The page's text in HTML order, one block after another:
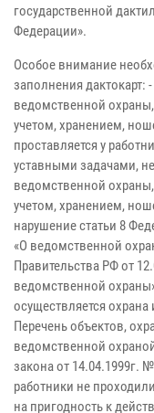
государственной
Федерации».
Особое внимание
заполнения дактокарт:
ведомственной
учетом, хранением,
проставляется у
уставными задачами,
ведомственной
учетом, хранением,
нарушение статьи 8
«О ведомственной
Правительства РФ от
ведомственной
осуществляется
Перечень объектов,
ведомственной
закона от 14.04.1999г.
работники не
на пригодность к